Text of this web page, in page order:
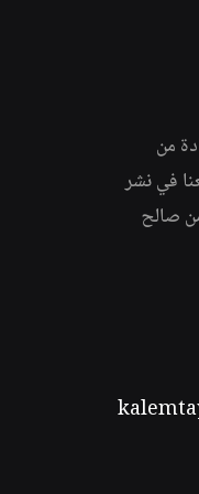
من
في نشر
صالح